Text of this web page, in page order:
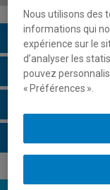
Description du
Horaire - Été 2026
Nous utilisons des
informations qui
expérience sur le
d’analyser les
pouvez
« Préférences ».